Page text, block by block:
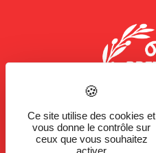
Ce site utilise des cookies et
vous donne le contrôle sur
ceux que vous souhaitez
activer